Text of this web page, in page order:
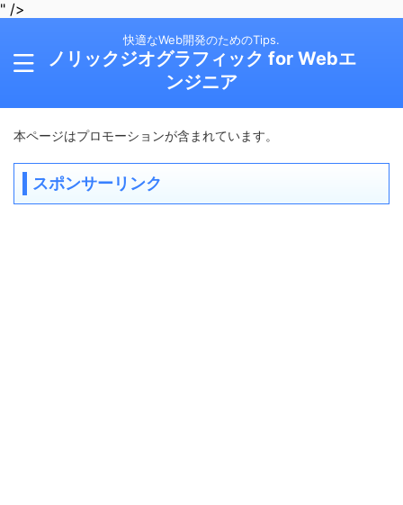
" />
快適なWeb開発のためのTips.
ノリックジオグラフィック for Webエ
ンジニア
本ページはプロモーションが含まれています。
スポンサーリンク